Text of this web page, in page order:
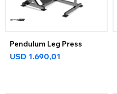
Pendulum Leg Press
USD 1.690,01